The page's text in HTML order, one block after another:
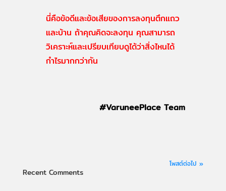
นี่คือข้อดีและข้อเสียของการลงทุนตึกแถว
และบ้าน ถ้าคุณคิดจะลงทุน คุณสามารถ
วิเคราะห์และเปรียบเทียบดูได้ว่าสิ่งไหนได้
กำไรมากกว่ากัน
#VaruneePlace Team
โพสต์ต่อไป »
Recent Comments